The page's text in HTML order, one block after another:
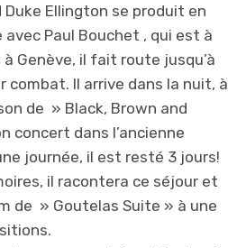
Duke Ellington se produit en
Paul Bouchet , qui est à
Genève, il fait route jusqu’à
combat. Il arrive dans la nuit, à
de » Black, Brown and
concert dans l’ancienne
journée, il est resté 3 jours!
il racontera ce séjour et
de » Goutelas Suite » à une